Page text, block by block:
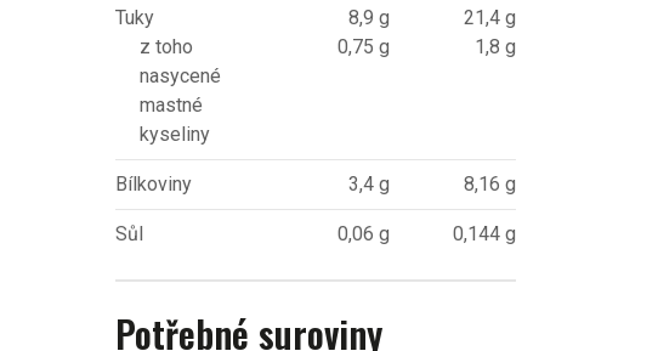
Tuky
z toho
nasycené
mastné
kyseliny
8,9 g
0,75 g
21,4 g
1,8 g
Bílkoviny 3,4 g 8,16 g
Sůl 0,06 g 0,144 g
Potřebné suroviny